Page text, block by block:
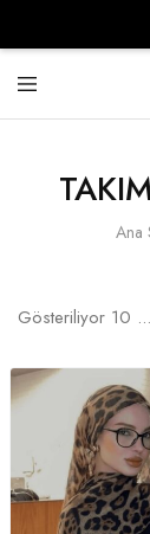
Ana
Gösteriliyor 10